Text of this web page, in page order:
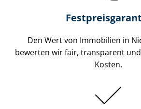
Den Wert von Immobilien in
bewerten wir fair, transparent
Kosten.